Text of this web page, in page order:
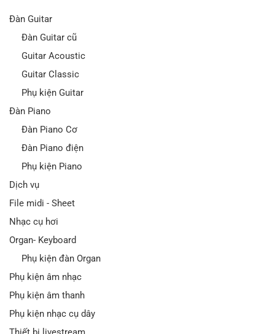
Đàn Guitar
Đàn Guitar cũ
Guitar Acoustic
Guitar Classic
Phụ kiện Guitar
Đàn Piano
Đàn Piano Cơ
Đàn Piano điện
Phụ kiện Piano
Dịch vụ
File midi - Sheet
Nhạc cụ hơi
Organ- Keyboard
Phụ kiện đàn Organ
Phụ kiện âm nhạc
Phụ kiện âm thanh
Phụ kiện nhạc cụ dây